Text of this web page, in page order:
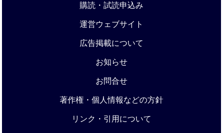
購読・試読申込み
運営ウェブサイト
広告掲載について
お知らせ
お問合せ
著作権・個人情報などの方針
リンク・引用について